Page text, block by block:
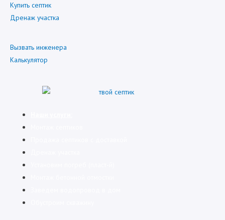
Купить септик
Дренаж участка
Вызвать инженера
Калькулятор